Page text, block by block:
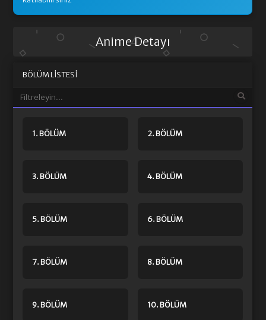
Anime Detayı
BÖLÜM LISTESI
1. BÖLÜM 2. BÖLÜM
3. BÖLÜM 4. BÖLÜM
5. BÖLÜM 6. BÖLÜM
7. BÖLÜM 8. BÖLÜM
9. BÖLÜM 10. BÖLÜM